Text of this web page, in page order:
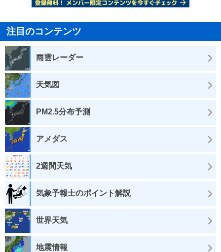
注目のコンテンツ
雨雲レーダー
天気図
PM2.5分布予測
アメダス
2週間天気
気象予報士のポイント解説
世界天気
地震情報